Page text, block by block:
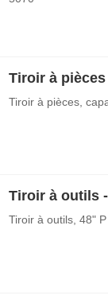
Tiroir à pièces
Tiroir à pièces,
Tiroir à outils
Tiroir à outils, 48"